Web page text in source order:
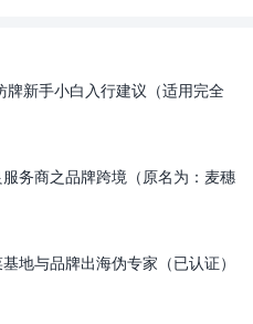
牌新手小白入行建议（适用完全
务商之品牌跨境（原名为：麦穗
地与品牌出海伪专家（已认证）